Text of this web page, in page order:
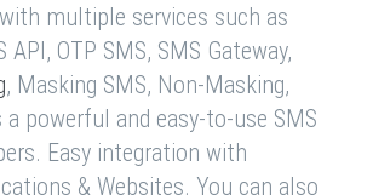
multiple services such as
API, OTP SMS, SMS Gateway,
, Masking SMS, Non-Masking,
powerful and easy-to-use SMS
Easy integration with
& Websites. You can also